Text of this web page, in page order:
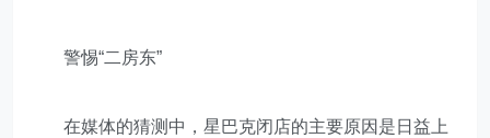
警惕“二房东”
在媒体的猜测中，星巴克闭店的主要原因是日益上